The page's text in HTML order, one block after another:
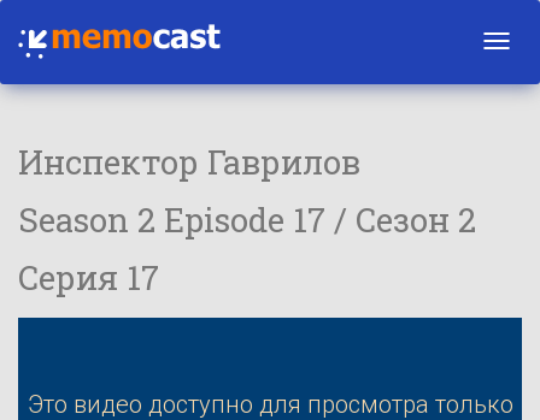
Инспектор Гаврилов
Season 2 Episode 17 / Сезон 2
Серия 17
Это видео доступно для просмотра только